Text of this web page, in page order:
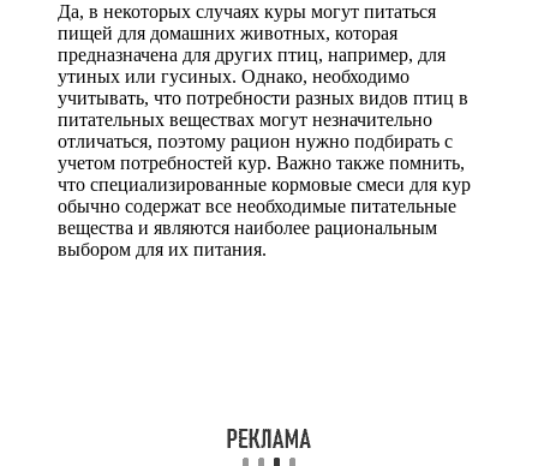
Да, в некоторых случаях куры могут питаться
пищей для домашних животных, которая
предназначена для других птиц, например, для
утиных или гусиных. Однако, необходимо
учитывать, что потребности разных видов птиц в
питательных веществах могут незначительно
отличаться, поэтому рацион нужно подбирать с
учетом потребностей кур. Важно также помнить,
что специализированные кормовые смеси для кур
обычно содержат все необходимые питательные
вещества и являются наиболее рациональным
выбором для их питания.